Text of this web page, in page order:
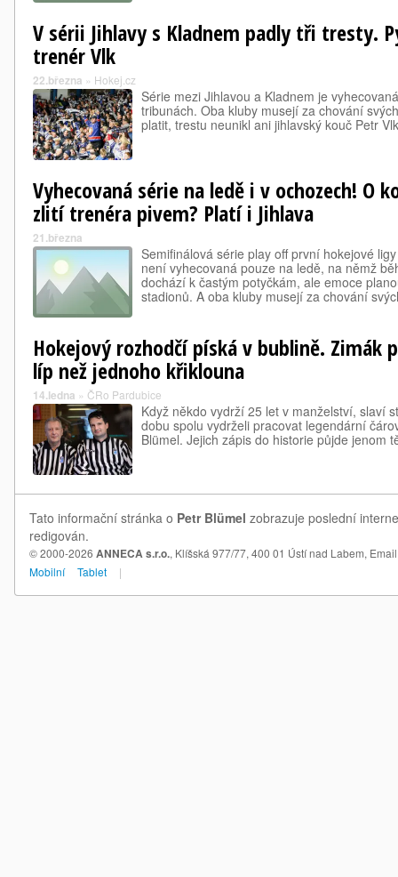
V sérii Jihlavy s Kladnem padly tři tresty.
trenér Vlk
22.března » Hokej.cz
Série mezi Jihlavou a Kladnem je
tribunách. Oba kluby musejí za chování
platit, trestu neunikl ani jihlavský kouč Petr
Vyhecovaná série na ledě i v ochozech! O
zlití trenéra pivem? Platí i Jihlava
21.března
Semifinálová série play off první hokejové
není vyhecovaná pouze na ledě, na němž
dochází k častým potyčkám, ale emoce
stadionů. A oba kluby musejí za chování
Hokejový rozhodčí píská v bublině. Zimák
líp než jednoho křiklouna
14.ledna » ČRo Pardubice
Když někdo vydrží 25 let v manželství, slaví
dobu spolu vydrželi pracovat legendární
Blümel. Jejich zápis do historie půjde jenom
Tato informační stránka o Petr Blümel zobrazuje poslední
redigován.
© 2000-2026 ANNECA s.r.o., Klíšská 977/77, 400 01 Ústí nad Labem,
Mobilní
Tablet |